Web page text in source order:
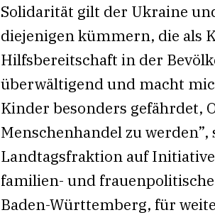
Solidarität gilt der Ukraine
diejenigen kümmern, die als
Hilfsbereitschaft in der
überwältigend und macht
Kinder besonders gefährdet,
Menschenhandel zu
Landtagsfraktion auf
familien- und
Baden-Württemberg, für